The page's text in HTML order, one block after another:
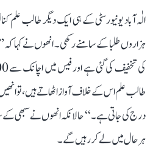
الٰہ آباد یونیورسٹی کے ہی ایک دیگر طالب علم
طالب علم اس کے خلاف آواز اٹھاتے ہیں، تو
درج کی جاتی ہے۔‘‘ حالانکہ انھوں نے سبھی کے
ہر حال میں لے کر رہیں گے۔